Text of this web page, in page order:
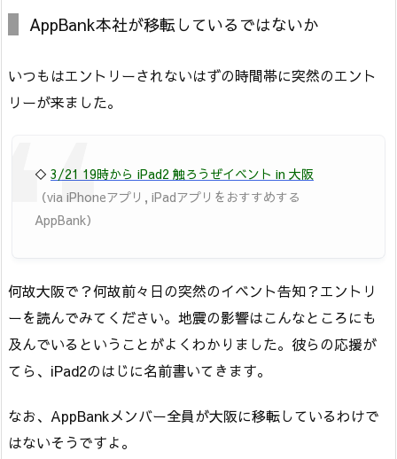
AppBank本社が移転しているではないか
いつもはエントリーされないはずの時間帯に突然のエント
リーが来ました。
◇ 3/21 19時から iPad2 触ろうぜイベント in 大阪
（via iPhoneアプリ, iPadアプリをおすすめする
AppBank）
何故大阪で？何故前々日の突然のイベント告知？エントリ
ーを読んでみてください。地震の影響はこんなところにも
及んでいるということがよくわかりました。彼らの応援が
てら、iPad2のはじに名前書いてきます。
なお、AppBankメンバー全員が大阪に移転しているわけで
はないそうですよ。